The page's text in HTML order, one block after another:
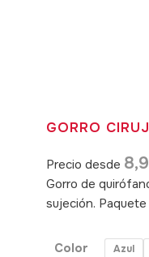
GORRO
Precio desde
Gorro de
sujeción.
Color Azul